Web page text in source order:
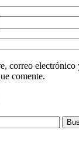
correo electrónico
comente.